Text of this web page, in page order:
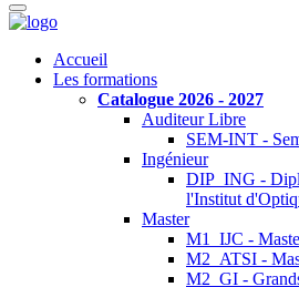
Accueil
Les formations
Catalogue 2026 - 2027
Auditeur Libre
SEM-INT -
Ingénieur
DIP_ING -
l'Institut
Master
M1_IJC -
M2_ATSI -
M2_GI -